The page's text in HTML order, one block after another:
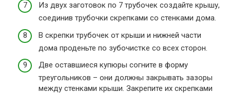
Из двух заготовок по 7 трубочек создайте крышу,
соединив трубочки скрепками со стенками дома.
В скрепки трубочек от крыши и нижней части
дома проденьте по зубочистке со всех сторон.
Две оставшиеся купюры согните в форму
треугольников – они должны закрывать зазоры
между стенками крыши. Закрепите их скрепками